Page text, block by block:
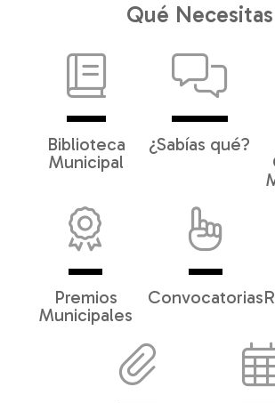
Qué Necesitas
Biblioteca
Municipal
¿Sabías qué?
Premios
Municipales
Convocatorias